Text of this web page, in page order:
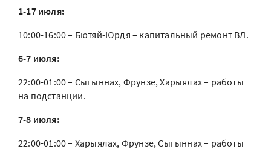
1-17 июля:
10:00-16:00 – Бютяй-Юрдя – капитальный ремонт ВЛ.
6-7 июля:
22:00-01:00 – Сыгыннах, Фрунзе, Харыялах – работы
на подстанции.
7-8 июля:
22:00-01:00 – Харыялах, Фрунзе, Сыгыннах – работы